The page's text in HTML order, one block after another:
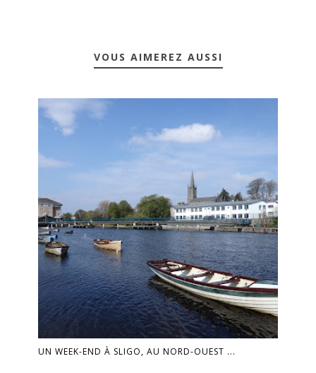
VOUS AIMEREZ AUSSI
UN WEEK-END À SLIGO, AU NORD-OUEST ...